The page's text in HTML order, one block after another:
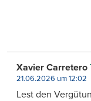
Xavier Carretero
21.06.2026 um 12:02
Lest den